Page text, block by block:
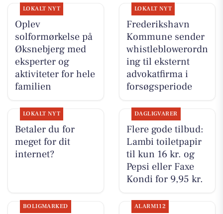
LOKALT NYT
Oplev
solformørkelse på
Øksnebjerg med
eksperter og
aktiviteter for hele
familien
LOKALT NYT
Frederikshavn
Kommune sender
whistleblowerordn
ing til eksternt
advokatfirma i
forsøgsperiode
LOKALT NYT
Betaler du for
meget for dit
internet?
DAGLIGVARER
Flere gode tilbud:
Lambi toiletpapir
til kun 16 kr. og
Pepsi eller Faxe
Kondi for 9,95 kr.
BOLIGMARKED ALARM112